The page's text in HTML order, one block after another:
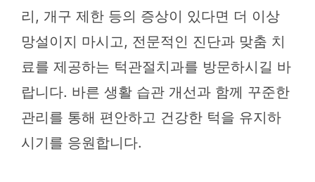
리, 개구 제한 등의 증상이 있다면 더 이상
망설이지 마시고, 전문적인 진단과 맞춤 치
료를 제공하는 턱관절치과를 방문하시길 바
랍니다. 바른 생활 습관 개선과 함께 꾸준한
관리를 통해 편안하고 건강한 턱을 유지하
시기를 응원합니다.